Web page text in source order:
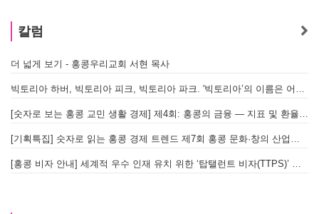
칼럼
더 넓게 보기 - 홍콩우리교회 서현 목사